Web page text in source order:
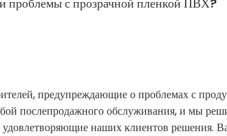
предупреждающие о проблемах с
послепродажного обслуживания, и мы
удовлетворяющие наших клиентов решения.